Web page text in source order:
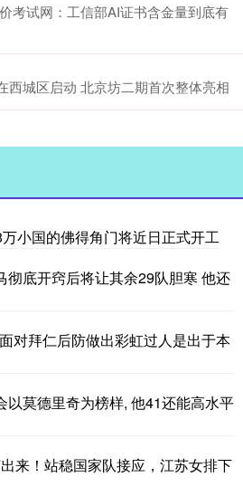
考试网：工信部AI证书含金量到底有
西城区启动 北京坊二期首次整体亮相
小国的佛得角门将近日正式开工
彻底开窍后将让其余29队胆寒 他还
对拜仁后防做出彩虹过人是出于本
以莫德里奇为榜样, 他41还能高水平
来！站稳国家队接应，江苏女排下